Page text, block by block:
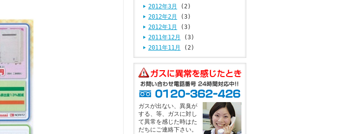
2012年3月
(2)
2012年2月
(3)
2012年1月
(3)
2011年12月
(3)
2011年11月
(2)
ガスが出ない、異臭が
する、等、ガスに対し
て異常を感じた時はた
だちにご連絡下さい。